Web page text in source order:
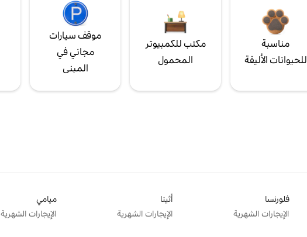
مناسبة
للحيوانات الأليفة
مكتب للكمبيوتر
المحمول
موقف سيارات
مجاني في
المبنى
فلورنسا
الإيجارات الشهرية
أثينا
الإيجارات الشهرية
ميامي
الإيجارات الشهرية